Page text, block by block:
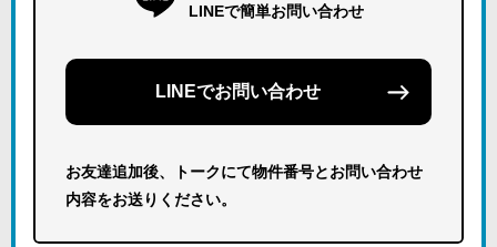
LINEで簡単お問い合わせ
LINEでお問い合わせ
お友達追加後、トークにて物件番号とお問い合わせ
内容をお送りください。